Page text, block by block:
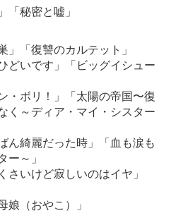
「秘密と嘘」
」「復讐のカルテット」
どいです」「ビッグイシュー
・ボリ！」「太陽の帝国〜復
く～ディア・マイ・シスター
ん綺麗だった時」「血も涙も
ー～」
さいけど寂しいのはイヤ」
娘（おやこ）」